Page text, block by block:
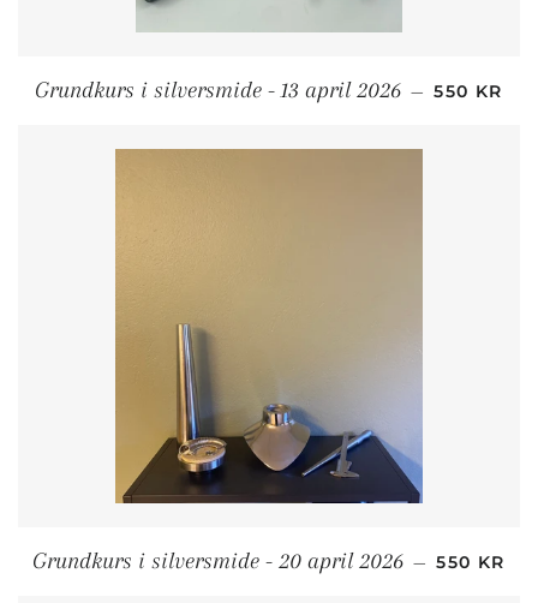
Grundkurs i silversmide - 13 april 2026 — 550 KR
Grundkurs i silversmide - 20 april 2026 — 550 KR